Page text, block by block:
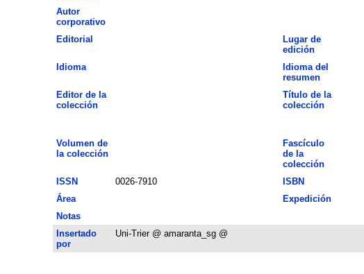
Autor
corporativo
Editorial
Lugar de
edición
Idioma
Idioma del
resumen
Editor de la
colección
Título de la
colección
Volumen de
la colección
Fascículo
de la
colección
ISSN 0026-7910 ISBN
Área
Expedición
Notas
Insertado
por
Uni-Trier @ amaranta_sg @